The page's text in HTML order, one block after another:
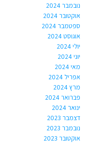
נובמבר 2024
אוקטובר 2024
ספטמבר 2024
אוגוסט 2024
יולי 2024
יוני 2024
מאי 2024
אפריל 2024
מרץ 2024
פברואר 2024
ינואר 2024
דצמבר 2023
נובמבר 2023
אוקטובר 2023